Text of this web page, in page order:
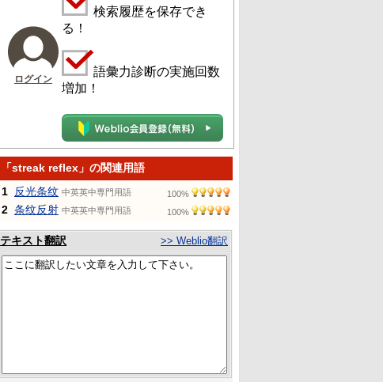
ログイン
検索履歴を保存でき
る！
語彙力診断の実施回数
増加！
「streak reflex」の関連用語
1
反光条纹 中英英中専門用語 100%
2 条纹反射 中英英中専門用語 100%
テキスト翻訳 >> Weblio翻訳